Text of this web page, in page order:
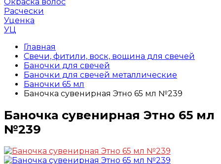
Расчески
Уценка
УЦ
Главная
Свечи, фитили, воск, вощина для свечей
Баночки для свечей
Баночки для свечей металлические
Баночки 65 мл
Баночка сувенирная Этно 65 мл №239
Баночка сувенирная Этно 65 мл
№239